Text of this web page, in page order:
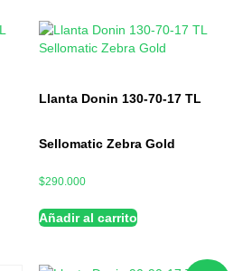
Llanta Donin 130-70-17 TL
Sellomatic Zebra Gold
$290.000
Añadir al carrito